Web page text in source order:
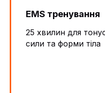
EMS тренування
25 хвилин для
сили та форми тіла